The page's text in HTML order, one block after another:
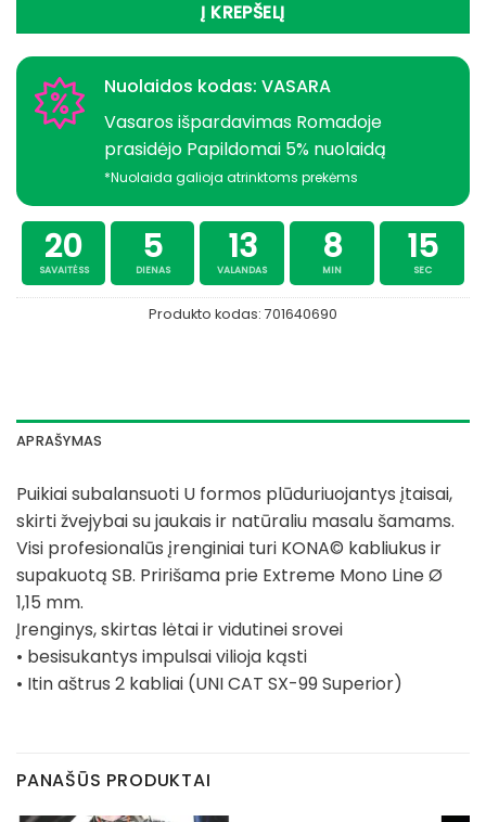
Į KREPŠELĮ
Nuolaidos kodas: VASARA
Vasaros išpardavimas Romadoje
prasidėjo Papildomai 5% nuolaidą
*Nuolaida galioja atrinktoms prekėms
20
SAVAITĖSS
5
DIENAS
13
VALANDAS
8
MIN
15
SEC
Produkto kodas: 701640690
APRAŠYMAS
Puikiai subalansuoti U formos plūduriuojantys įtaisai,
skirti žvejybai su jaukais ir natūraliu masalu šamams.
Visi profesionalūs įrenginiai turi KONA© kabliukus ir
supakuotą SB. Pririšama prie Extreme Mono Line Ø
1,15 mm.
Įrenginys, skirtas lėtai ir vidutinei srovei
• besisukantys impulsai vilioja kąsti
• Itin aštrus 2 kabliai (UNI CAT SX-99 Superior)
PANAŠŪS PRODUKTAI